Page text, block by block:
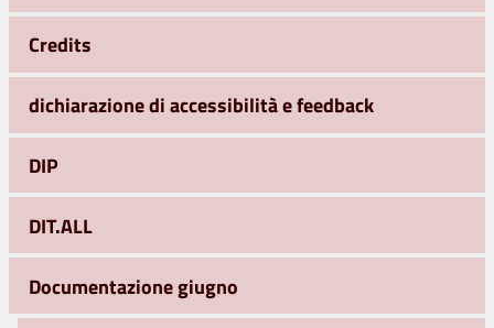
Credits
dichiarazione di accessibilità e feedback
DIP
DIT.ALL
Documentazione giugno